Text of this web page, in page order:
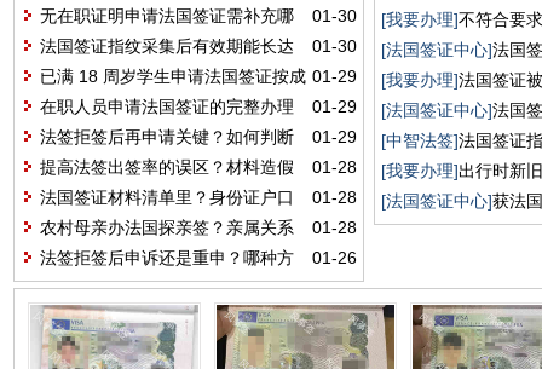
原因？
01-30
无在职证明申请法国签证需补充哪
些材料呢？
01-30
法国签证指纹采集后有效期能长达
59 个月吗？
01-29
已满 18 周岁学生申请法国签证按成
人标准吗？
01-29
在职人员申请法国签证的完整办理
步骤有哪些？
01-29
法签拒签后再申请关键？如何判断
自身申请时机呢？
01-28
提高法签出签率的误区？材料造假
会有啥严重后果呢？
01-28
法国签证材料清单里？身份证户口
本用交原件吗？
01-28
农村母亲办法国探亲签？亲属关系
证明要外交认证吗？
01-26
法签拒签后申诉还是重申？哪种方
式更适合赶时间呢？
[我要办理]不符合要
[法国签证中心]法国
[我要办理]法国签证
[法国签证中心]法国
心吗？
[中智法签]法国签证
[我要办理]出行时新
[法国签证中心]获法